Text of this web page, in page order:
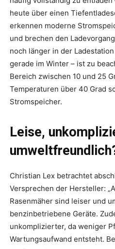
heute über einen
erkennen moderne
und brechen den
noch länger in der
gerade im Winter – ist zu
Bereich zwischen 10 und 25
Temperaturen über 40 Grad
Stromspeicher.
Leise,
Christian Lex betrachtet
Versprechen der Hersteller:
Rasenmäher sind leiser und
benzinbetriebene Geräte.
unkomplizierter, da weniger
Wartungsaufwand entsteht.